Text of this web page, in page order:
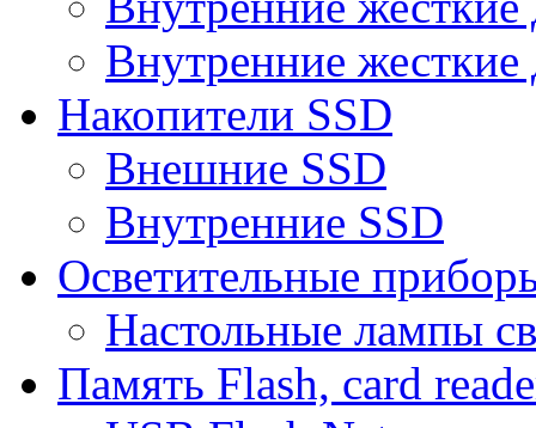
Внутренние
Накопители SSD
Внешние SSD
Внутренние SSD
Осветительные
Настольные лампы
Память Flash, card